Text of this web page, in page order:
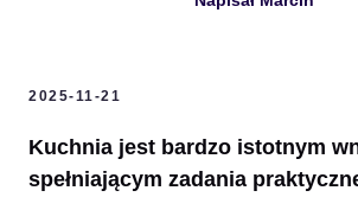
2025-11-21
Kuchnia jest bardzo istotnym
spełniającym zadania